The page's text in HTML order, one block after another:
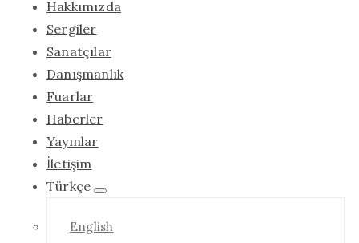
Hakkımızda
Sergiler
Sanatçılar
Danışmanlık
Fuarlar
Haberler
Yayınlar
İletişim
Türkçe
English